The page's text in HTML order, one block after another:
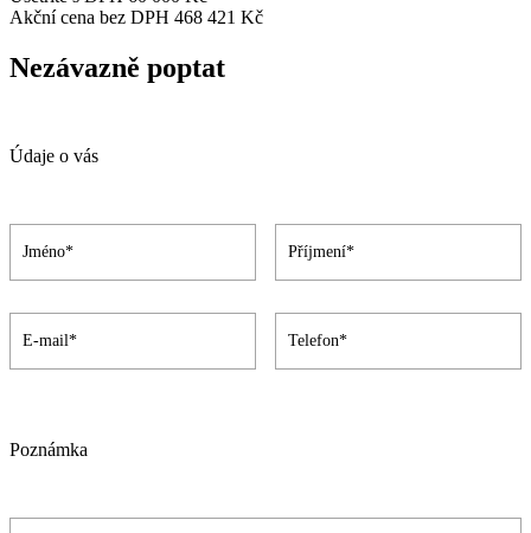
Akční cena bez DPH 468 421 Kč
Nezávazně poptat
Údaje o vás
Poznámka